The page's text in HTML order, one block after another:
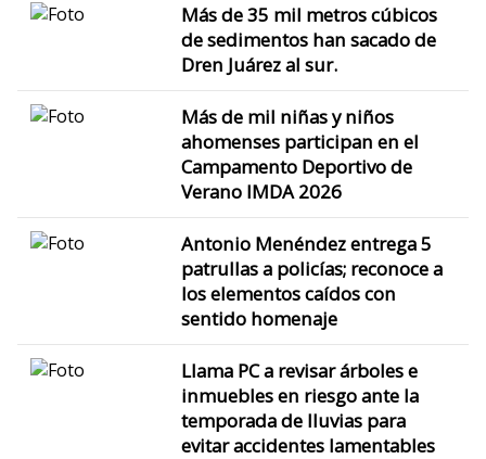
Más de 35 mil metros cúbicos
de sedimentos han sacado de
Dren Juárez al sur.
Más de mil niñas y niños
ahomenses participan en el
Campamento Deportivo de
Verano IMDA 2026
Antonio Menéndez entrega 5
patrullas a policías; reconoce a
los elementos caídos con
sentido homenaje
Llama PC a revisar árboles e
inmuebles en riesgo ante la
temporada de lluvias para
evitar accidentes lamentables